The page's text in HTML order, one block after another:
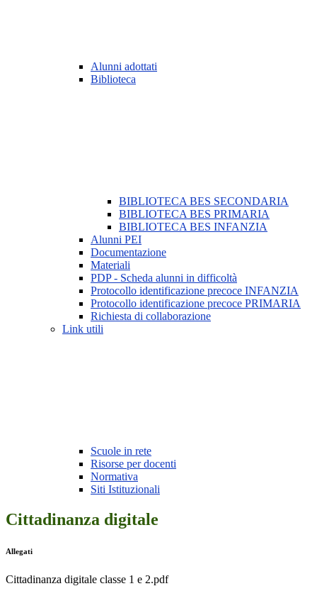
Alunni adottati
Biblioteca
BIBLIOTECA BES SECONDARIA
BIBLIOTECA BES PRIMARIA
BIBLIOTECA BES INFANZIA
Alunni PEI
Documentazione
Materiali
PDP - Scheda alunni in difficoltà
Protocollo identificazione precoce INFANZIA
Protocollo identificazione precoce PRIMARIA
Richiesta di collaborazione
Link utili
Scuole in rete
Risorse per docenti
Normativa
Siti Istituzionali
Cittadinanza digitale
Allegati
Cittadinanza digitale classe 1 e 2.pdf